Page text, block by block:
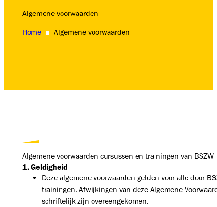
Algemene voorwaarden
Home Algemene voorwaarden
Algemene voorwaarden cursussen en trainingen van BSZW
1. Geldigheid
Deze algemene voorwaarden gelden voor alle door
trainingen. Afwijkingen van deze Algemene
schriftelijk zijn overeengekomen.